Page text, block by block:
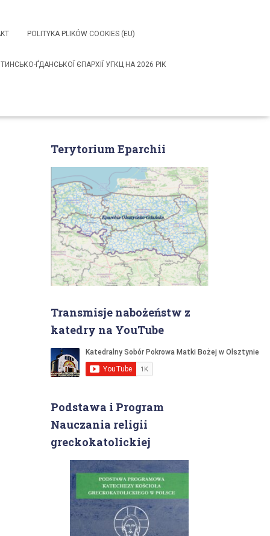
POLITYKA PLIKÓW COOKIES (EU)
ҐДАНСЬКОЇ ЄПАРХІЇ УГКЦ НА 2026 РІК
Terytorium Eparchii
Transmisje nabożeństw z
katedry na YouTube
Podstawa i Program
Nauczania religii
greckokatolickiej